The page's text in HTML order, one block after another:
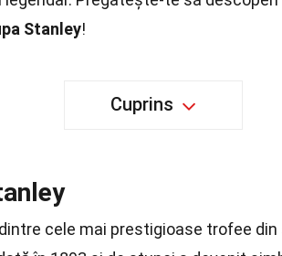
Stanley!
Cuprins
cele mai prestigioase trofee